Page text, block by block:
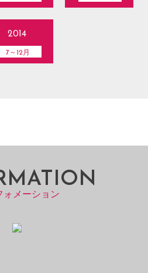
2014
7～12月
ォメーション